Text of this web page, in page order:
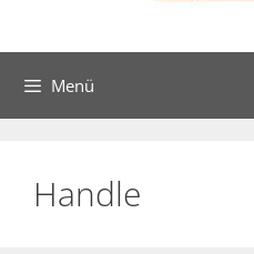
Menü
Handle